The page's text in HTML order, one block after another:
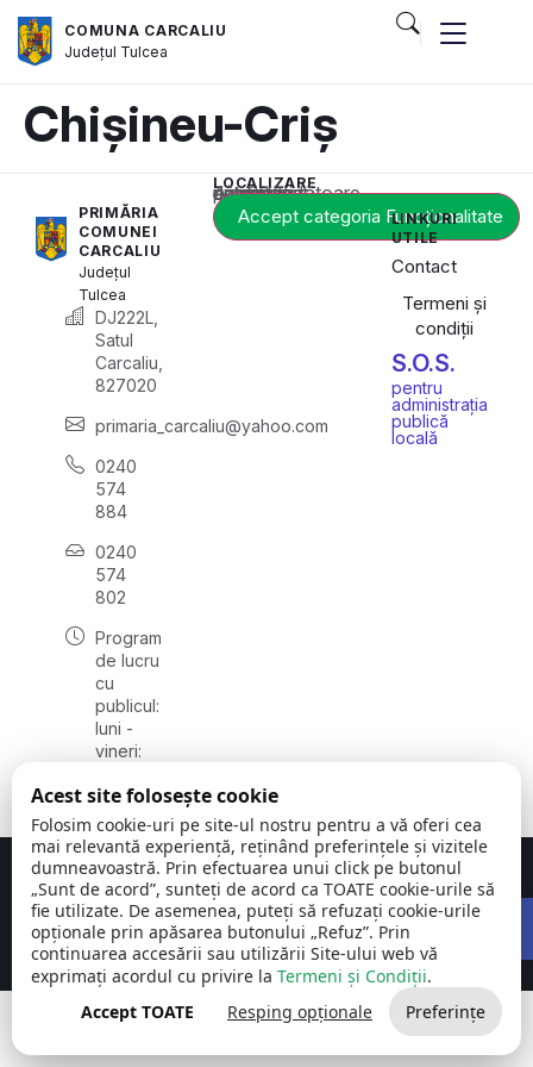
COMUNA CARCALIU
Județul Tulcea
Chișineu-Criș
PRIMĂRIA
COMUNEI
CARCALIU
Județul
Tulcea
DJ222L,
Satul
Carcaliu,
827020
primaria_carcaliu@yahoo.com
0240
574
884
0240
574
802
Program
de lucru
cu
publicul:
luni -
vineri:
16:00
LOCALIZARE
Acest conținut este blocat până când acceptați categoria corespunzătoare de cookie-uri.
Accept categoria Funcționalitate
LINKURI
UTILE
Contact
Termeni și
condiții
S.O.S.
pentru
administrația
publică
locală
Comuna Carcaliu | județul
Tulcea
©
2026
Toate drepturile
rezervate
Concept realizat deBig Media Relații Publice SRL
Acest site folosește cookie
Folosim cookie-uri pe site-ul nostru pentru a vă oferi cea
mai relevantă experiență, reținând preferințele și vizitele
dumneavoastră. Prin efectuarea unui click pe butonul
„Sunt de acord”, sunteți de acord ca TOATE cookie-urile să
fie utilizate. De asemenea, puteți să refuzați cookie-urile
opționale prin apăsarea butonului „Refuz”. Prin
continuarea accesării sau utilizării Site-ului web vă
exprimați acordul cu privire la Termeni și Condiții.
Accept TOATE
Resping opționale Preferințe